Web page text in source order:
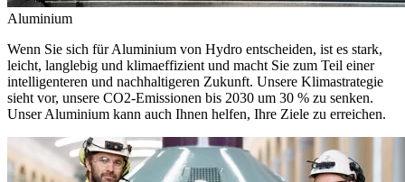
Aluminium
Wenn Sie sich für Aluminium von Hydro entscheiden, ist es stark,
leicht, langlebig und klimaeffizient und macht Sie zum Teil einer
intelligenteren und nachhaltigeren Zukunft. Unsere Klimastrategie
sieht vor, unsere CO2-Emissionen bis 2030 um 30 % zu senken.
Unser Aluminium kann auch Ihnen helfen, Ihre Ziele zu erreichen.